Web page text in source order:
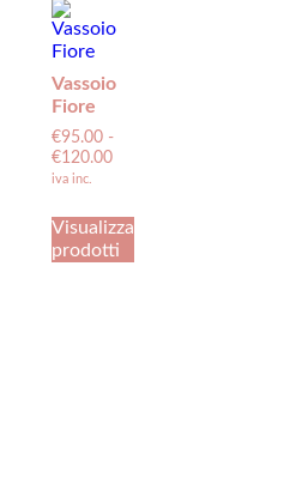
Vassoio
Fiore
€95.00 -
€120.00
iva inc.
Visualizza
prodotti